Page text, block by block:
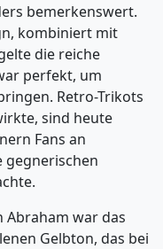
bemerkenswert.
kombiniert mit
die reiche
perfekt, um
Retro-Trikots
sind heute
Fans an
gegnerischen
Abraham war das
Gelbton, das bei